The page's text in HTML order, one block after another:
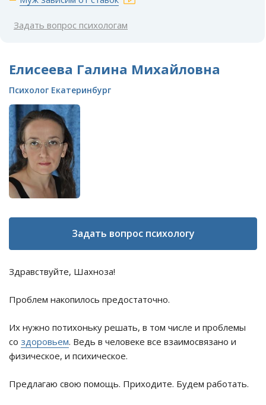
Задать вопрос психологам
Елисеева Галина Михайловна
Психолог Екатеринбург
Задать вопрос психологу
Здравствуйте, Шахноза!
Проблем накопилось предостаточно.
Их нужно потихоньку решать, в том числе и проблемы
со здоровьем. Ведь в человеке все взаимосвязано и
физическое, и психическое.
Предлагаю свою помощь. Приходите. Будем работать.